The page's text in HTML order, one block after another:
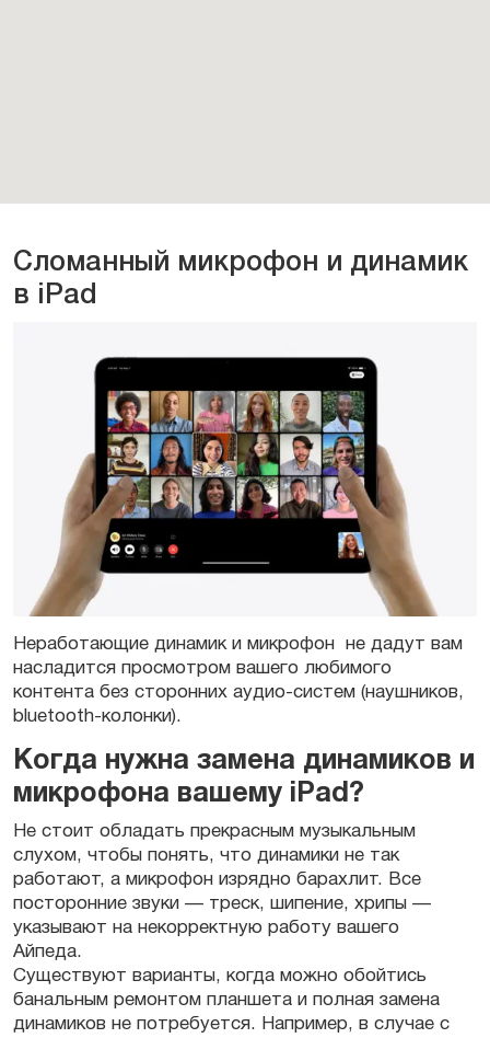
Сломанный микрофон и динамик
в iPad
Неработающие динамик и микрофон не дадут вам
насладится просмотром вашего любимого
контента без сторонних аудио-систем (наушников,
bluetooth-колонки).
Когда нужна замена динамиков и
микрофона вашему iPad?
Не стоит обладать прекрасным музыкальным
слухом, чтобы понять, что динамики не так
работают, а микрофон изрядно барахлит. Все
посторонние звуки — треск, шипение, хрипы —
указывают на некорректную работу вашего
Айпеда.
Существуют варианты, когда можно обойтись
банальным ремонтом планшета и полная замена
динамиков не потребуется. Например, в случае с